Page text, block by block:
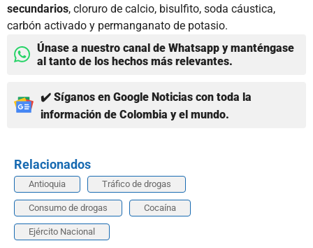
secundarios, cloruro de calcio, bisulfito, soda cáustica,
carbón activado y permanganato de potasio.
Únase a nuestro canal de Whatsapp y manténgase
al tanto de los hechos más relevantes.
✔️ Síganos en Google Noticias con toda la
información de Colombia y el mundo.
Relacionados
Antioquia Tráfico de drogas
Consumo de drogas Cocaína
Ejército Nacional